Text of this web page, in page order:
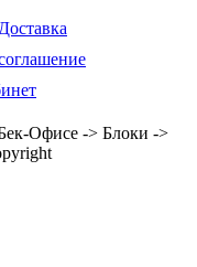
Доставка
Офисе -> Блоки ->